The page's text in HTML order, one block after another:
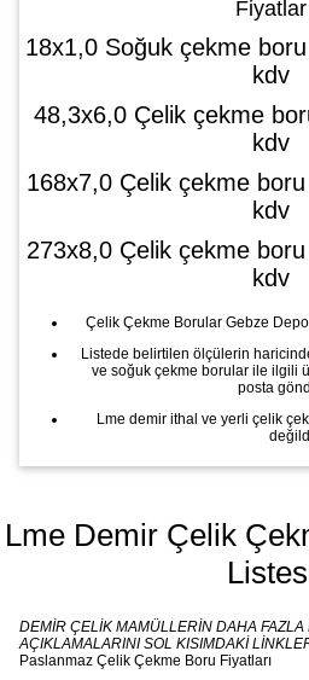
Fiyatlar
18x1,0 Soğuk çekme
kdv
48,3x6,0 Çelik çekme
kdv
168x7,0 Çelik çekme
kdv
273x8,0 Çelik çekme
kdv
Çelik Çekme Borular Gebze
Listede belirtilen ölçülerin
ve soğuk çekme borular ile ilgili
posta
Lme demir ithal ve yerli çelik
Lme Demir Çelik
DEMİR ÇELİK MAMÜLLERİN DAHA FAZLA
AÇIKLAMALARINI SOL KISIMDAKİ
Paslanmaz Çelik Çekme Boru Fiyatları